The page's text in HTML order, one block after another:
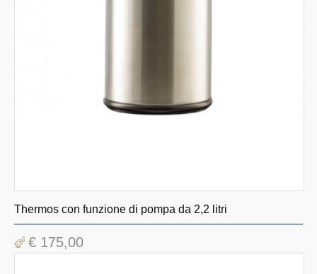
Thermos con funzione di pompa da 2,2 litri
€ 175,00